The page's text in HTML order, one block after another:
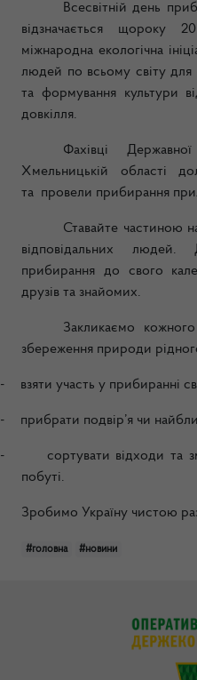
Всесвітній день
відзначається щороку
міжнародна екологічна
людей по всьому світу для
та формування культури
довкілля.
Фахівці
Хмельницькій області
та провели прибирання
Ставайте частиною
відповідальних людей.
прибирання до свого
друзів та знайомих.
Закликаємо
збереження природи
- взяти участь у прибиранні
- прибрати подвір’я чи
-
сортувати відходи та
побуті.
Зробимо Україну чистою
#головна #новини